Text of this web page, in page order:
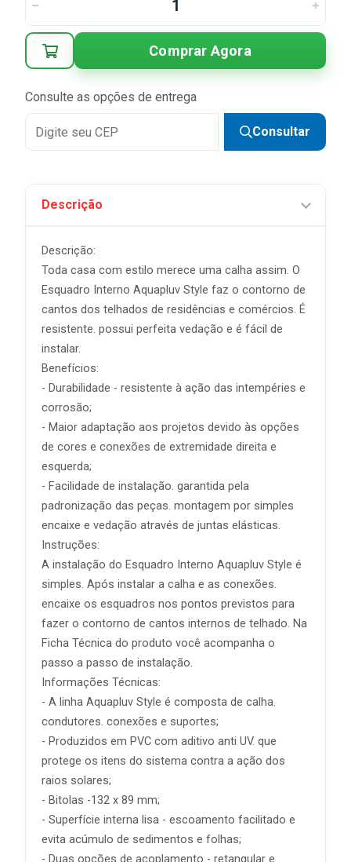
Comprar Agora
Consulte as opções de entrega
Consultar
Descrição
Descrição:
Toda casa com estilo merece uma calha assim. O
Esquadro Interno Aquapluv Style faz o contorno de
cantos dos telhados de residências e comércios. É
resistente. possui perfeita vedação e é fácil de
instalar.
Benefícios:
- Durabilidade - resistente à ação das intempéries e
corrosão;
- Maior adaptação aos projetos devido às opções
de cores e conexões de extremidade direita e
esquerda;
- Facilidade de instalação. garantida pela
padronização das peças. montagem por simples
encaixe e vedação através de juntas elásticas.
Instruções:
A instalação do Esquadro Interno Aquapluv Style é
simples. Após instalar a calha e as conexões.
encaixe os esquadros nos pontos previstos para
fazer o contorno de cantos internos de telhado. Na
Ficha Técnica do produto você acompanha o
passo a passo de instalação.
Informações Técnicas:
- A linha Aquapluv Style é composta de calha.
condutores. conexões e suportes;
- Produzidos em PVC com aditivo anti UV. que
protege os itens do sistema contra a ação dos
raios solares;
- Bitolas -132 x 89 mm;
- Superfície interna lisa - escoamento facilitado e
evita acúmulo de sedimentos e folhas;
- Duas opções de acoplamento - retangular e